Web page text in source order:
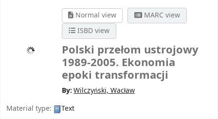
Normal view
MARC view
ISBD view
Polski przełom ustrojowy
1989-2005. Ekonomia
epoki transformacji
By:Wilczyński, Wacław
Material type:
Text